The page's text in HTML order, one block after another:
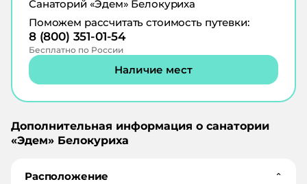
Санаторий «Эдем» Белокуриха
Поможем рассчитать стоимость путевки:
8 (800) 351-01-54
Бесплатно по России
Наличие мест
Дополнительная информация о санатории
«Эдем» Белокуриха
Расположение ⌄